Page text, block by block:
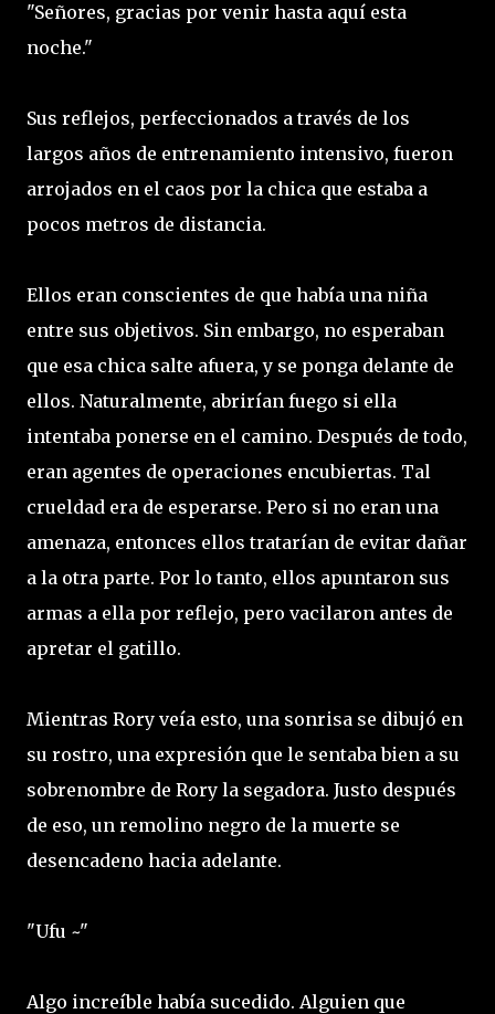
"Señores, gracias por venir hasta aquí esta
noche."
Sus reflejos, perfeccionados a través de los
largos años de entrenamiento intensivo, fueron
arrojados en el caos por la chica que estaba a
pocos metros de distancia.
Ellos eran conscientes de que había una niña
entre sus objetivos. Sin embargo, no esperaban
que esa chica salte afuera, y se ponga delante de
ellos. Naturalmente, abrirían fuego si ella
intentaba ponerse en el camino. Después de todo,
eran agentes de operaciones encubiertas. Tal
crueldad era de esperarse. Pero si no eran una
amenaza, entonces ellos tratarían de evitar dañar
a la otra parte. Por lo tanto, ellos apuntaron sus
armas a ella por reflejo, pero vacilaron antes de
apretar el gatillo.
Mientras Rory veía esto, una sonrisa se dibujó en
su rostro, una expresión que le sentaba bien a su
sobrenombre de Rory la segadora. Justo después
de eso, un remolino negro de la muerte se
desencadeno hacia adelante.
"Ufu ~"
Algo increíble había sucedido. Alguien que